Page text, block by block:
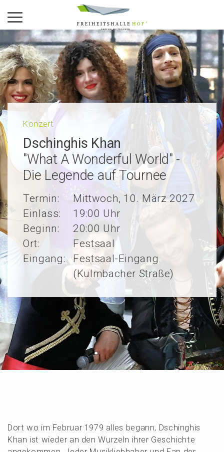
Aktiviere das Menü
Konzert
Dschinghis Khan
"What A Wonderful World" -
Die Legende auf Tournee
Termin:
Mittwoch, 10. März 2027
Einlass:
19:00 Uhr
Beginn:
20:00 Uhr
Ort:
Festsaal
Eingang:
Festsaal-Eingang
(Kulmbacher Straße)
Dort wo im Febru­ar 1979 alles begann, Dschinghis
Khan ist wieder an den Wurzeln ihrer Geschich­te